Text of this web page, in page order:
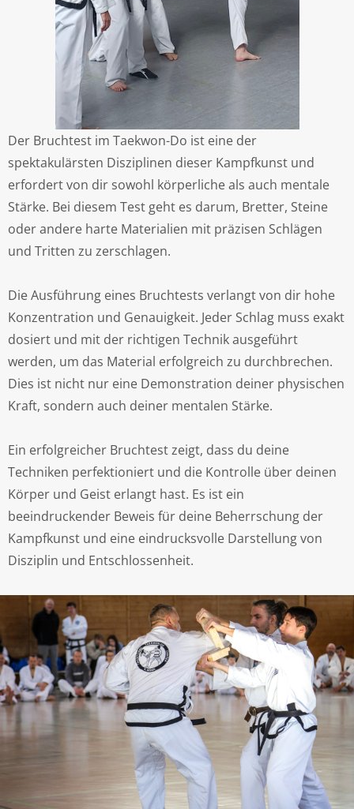
Der Bruchtest im Taekwon-Do ist eine der
spektakulärsten Disziplinen dieser Kampfkunst und
erfordert von dir sowohl körperliche als auch mentale
Stärke. Bei diesem Test geht es darum, Bretter, Steine
oder andere harte Materialien mit präzisen Schlägen
und Tritten zu zerschlagen.
Die Ausführung eines Bruchtests verlangt von dir hohe
Konzentration und Genauigkeit. Jeder Schlag muss exakt
dosiert und mit der richtigen Technik ausgeführt
werden, um das Material erfolgreich zu durchbrechen.
Dies ist nicht nur eine Demonstration deiner physischen
Kraft, sondern auch deiner mentalen Stärke.
Ein erfolgreicher Bruchtest zeigt, dass du deine
Techniken perfektioniert und die Kontrolle über deinen
Körper und Geist erlangt hast. Es ist ein
beeindruckender Beweis für deine Beherrschung der
Kampfkunst und eine eindrucksvolle Darstellung von
Disziplin und Entschlossenheit.